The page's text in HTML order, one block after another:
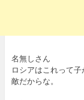
名無しさん
ロシアはこれって
敵だからな。